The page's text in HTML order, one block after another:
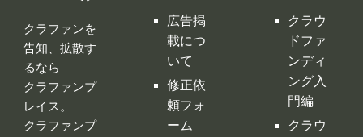
クラファンを
告知、拡散す
るなら
クラファンプ
レイス。
クラファンプ
広告掲
載につ
いて
修正依
頼フォ
ーム
クラウ
ドファ
ンディ
ング入
門編
クラウ